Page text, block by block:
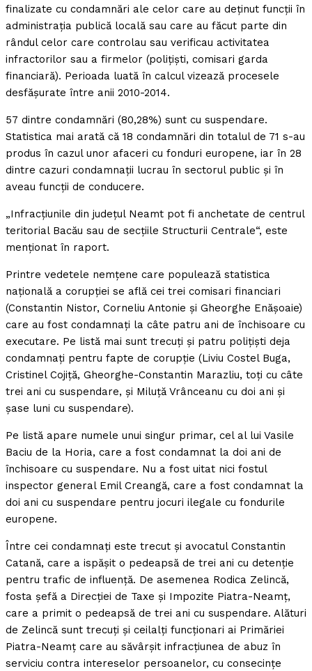
finalizate cu condamnări ale celor care au deţinut funcţii în
administraţia publică locală sau care au făcut parte din
rândul celor care controlau sau verificau activitatea
infractorilor sau a firmelor (poliţişti, comisari garda
financiară). Perioada luată în calcul vizează procesele
desfăşurate între anii 2010-2014.
57 dintre condamnări (80,28%) sunt cu suspendare.
Statistica mai arată că 18 condamnări din totalul de 71 s-au
produs în cazul unor afaceri cu fonduri europene, iar în 28
dintre cazuri condamnaţii lucrau în sectorul public şi în
aveau funcţii de conducere.
„Infracţiunile din judeţul Neamt pot fi anchetate de centrul
teritorial Bacău sau de secţiile Structurii Centrale“, este
menţionat în raport.
Printre vedetele nemţene care populează statistica
naţională a corupţiei se află cei trei comisari financiari
(Constantin Nistor, Corneliu Antonie şi Gheorghe Enăşoaie)
care au fost condamnaţi la câte patru ani de închisoare cu
executare. Pe listă mai sunt trecuţi şi patru poliţişti deja
condamnaţi pentru fapte de corupţie (Liviu Costel Buga,
Cristinel Cojiţă, Gheorghe-Constantin Marazliu, toţi cu câte
trei ani cu suspendare, şi Miluţă Vrânceanu cu doi ani şi
şase luni cu suspendare).
Pe listă apare numele unui singur primar, cel al lui Vasile
Baciu de la Horia, care a fost condamnat la doi ani de
închisoare cu suspendare. Nu a fost uitat nici fostul
inspector general Emil Creangă, care a fost condamnat la
doi ani cu suspendare pentru jocuri ilegale cu fondurile
europene.
Între cei condamnaţi este trecut şi avocatul Constantin
Catană, care a ispăşit o pedeapsă de trei ani cu detenţie
pentru trafic de influenţă. De asemenea Rodica Zelincă,
fosta şefă a Direcţiei de Taxe şi Impozite Piatra-Neamţ,
care a primit o pedeapsă de trei ani cu suspendare. Alături
de Zelincă sunt trecuţi şi ceilalţi funcţionari ai Primăriei
Piatra-Neamţ care au săvârşit infracţiunea de abuz în
serviciu contra intereselor persoanelor, cu consecinţe